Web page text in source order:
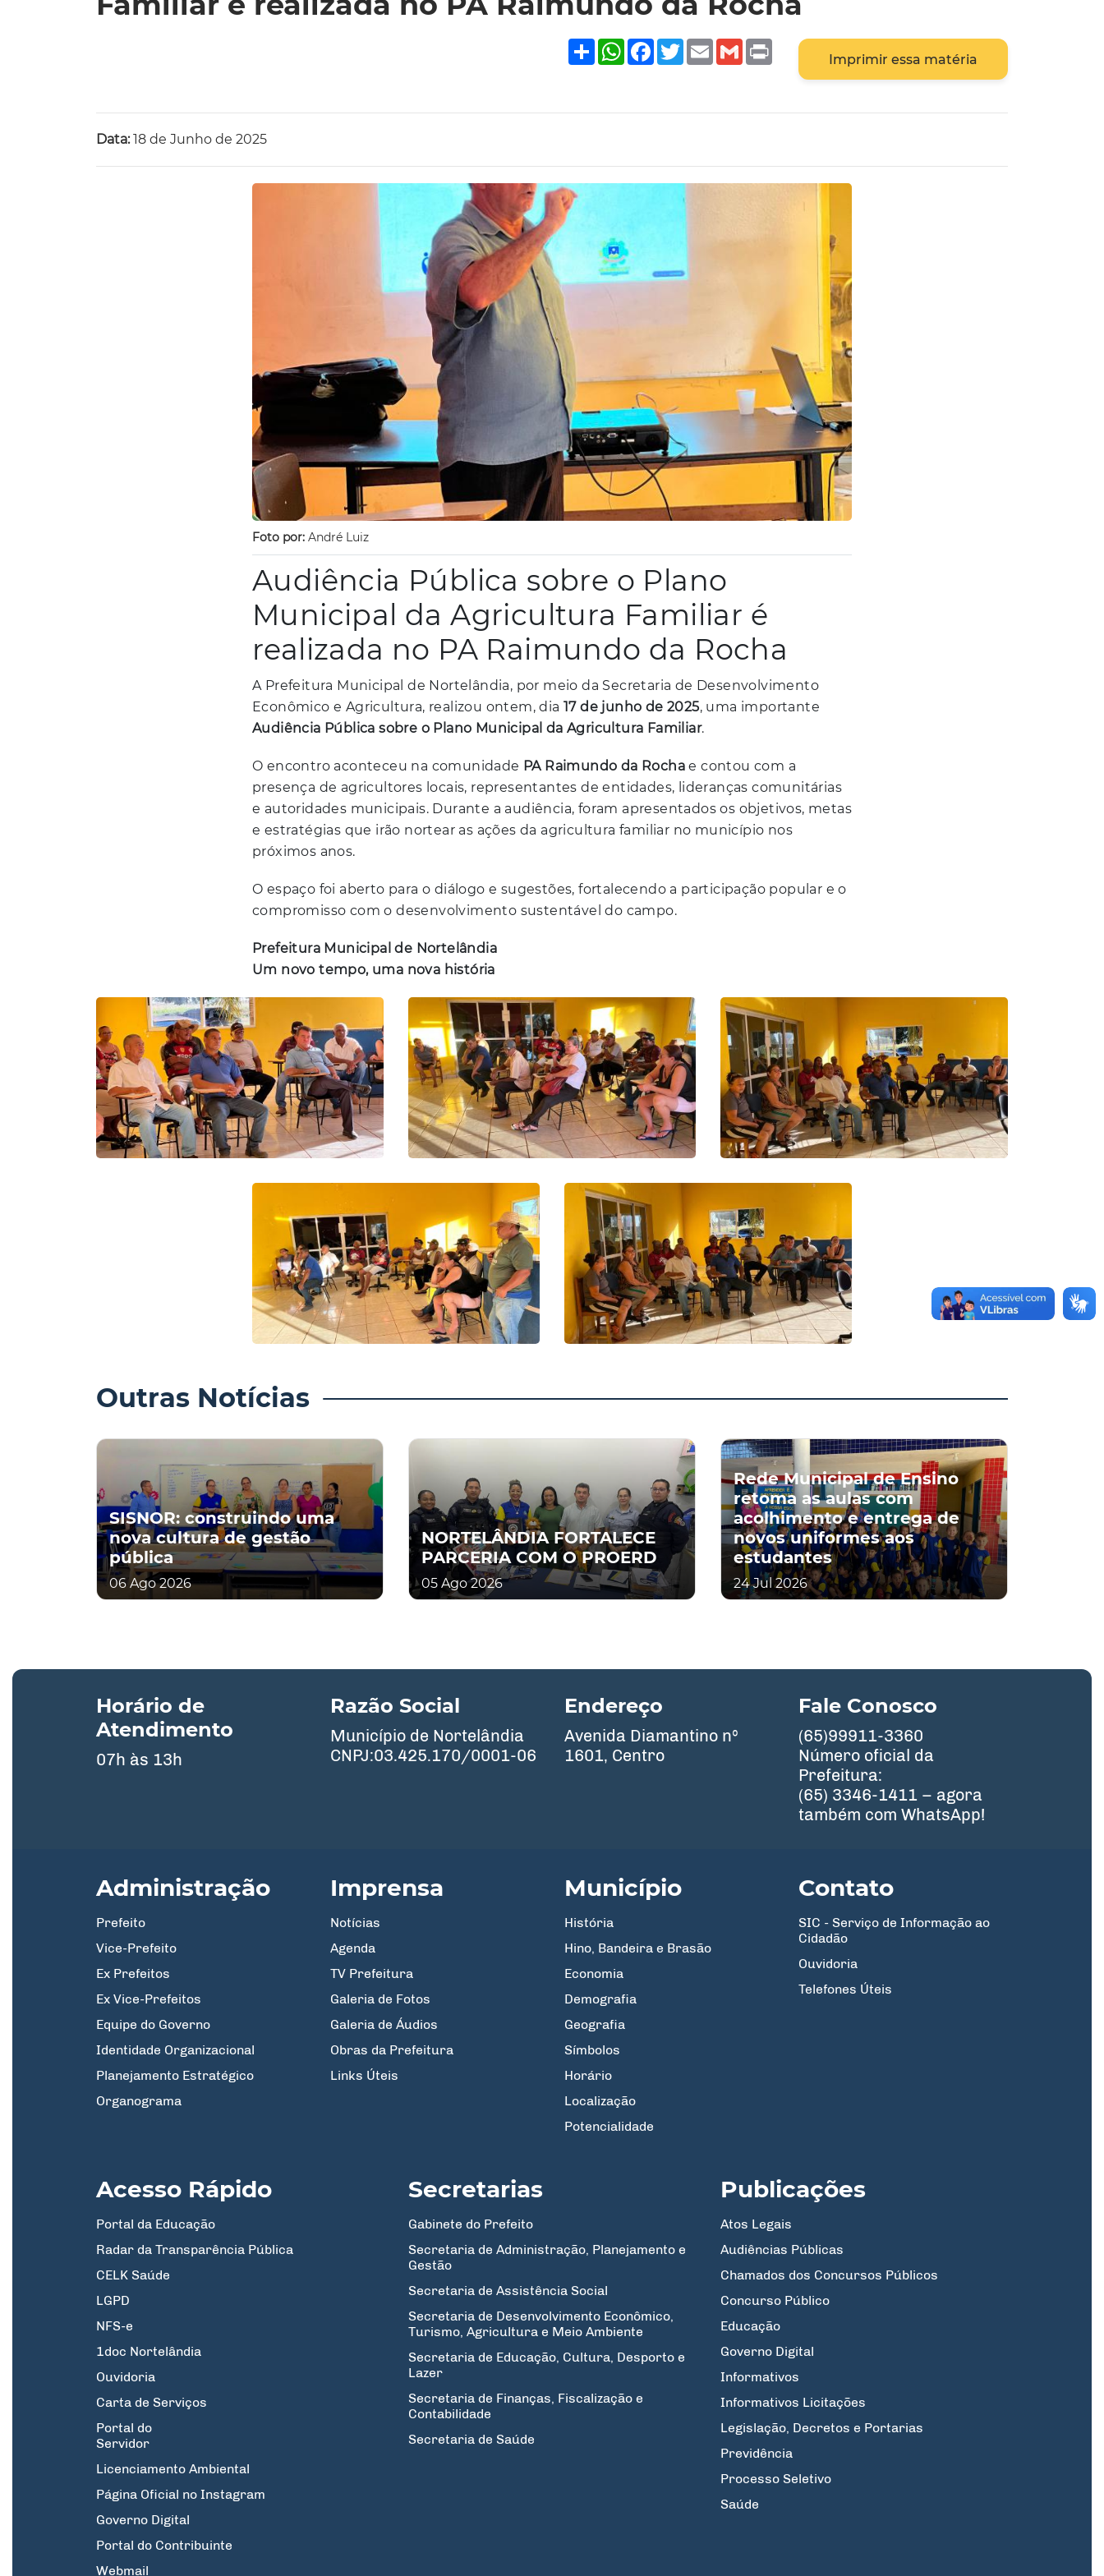
ShareWhatsApp
Facebook
Twitter
EmailGmailPrint
Imprimir essa matéria
Data:18 de Junho de 2025
Foto por: André Luiz
Audiência Pública sobre o Plano
Municipal da Agricultura Familiar é
realizada no PA Raimundo da Rocha
A Prefeitura Municipal de Nortelândia, por meio da Secretaria de Desenvolvimento
Econômico e Agricultura, realizou ontem, dia 17 de junho de 2025, uma importante
Audiência Pública sobre o Plano Municipal da Agricultura Familiar.
O encontro aconteceu na comunidade PA Raimundo da Rocha e contou com a
presença de agricultores locais, representantes de entidades, lideranças comunitárias
e autoridades municipais. Durante a audiência, foram apresentados os objetivos, metas
e estratégias que irão nortear as ações da agricultura familiar no município nos
próximos anos.
O espaço foi aberto para o diálogo e sugestões, fortalecendo a participação popular e o
compromisso com o desenvolvimento sustentável do campo.
Prefeitura Municipal de Nortelândia
Um novo tempo, uma nova história
Outras Notícias
SISNOR: construindo uma
nova cultura de gestão
pública
06 Ago 2026
NORTELÂNDIA FORTALECE
PARCERIA COM O PROERD
05 Ago 2026
Rede Municipal de Ensino
retoma as aulas com
acolhimento e entrega de
novos uniformes aos
estudantes
24 Jul 2026
Horário de
Atendimento
07h às 13h
Razão Social
Município de Nortelândia
CNPJ:03.425.170/0001-06
Endereço
Avenida Diamantino nº
1601, Centro
Fale Conosco
(65)99911-3360
Número oficial da
Prefeitura:
(65) 3346-1411 – agora
também com WhatsApp!
Administração
Prefeito
Vice-Prefeito
Ex Prefeitos
Ex Vice-Prefeitos
Equipe do Governo
Identidade Organizacional
Planejamento Estratégico
Organograma
Imprensa
Notícias
Agenda
TV Prefeitura
Galeria de Fotos
Galeria de Áudios
Obras da Prefeitura
Links Úteis
Município
História
Hino, Bandeira e Brasão
Economia
Demografia
Geografia
Símbolos
Horário
Localização
Potencialidade
Contato
SIC - Serviço de Informação ao
Cidadão
Ouvidoria
Telefones Úteis
Acesso Rápido
Portal da Educação
Radar da Transparência Pública
CELK Saúde
LGPD
NFS-e
1doc Nortelândia
Ouvidoria
Carta de Serviços
Portal do
Servidor
Licenciamento Ambiental
Página Oficial no Instagram
Governo Digital
Portal do Contribuinte
Webmail
Secretarias
Gabinete do Prefeito
Secretaria de Administração, Planejamento e
Gestão
Secretaria de Assistência Social
Secretaria de Desenvolvimento Econômico,
Turismo, Agricultura e Meio Ambiente
Secretaria de Educação, Cultura, Desporto e
Lazer
Secretaria de Finanças, Fiscalização e
Contabilidade
Secretaria de Saúde
Publicações
Atos Legais
Audiências Públicas
Chamados dos Concursos Públicos
Concurso Público
Educação
Governo Digital
Informativos
Informativos Licitações
Legislação, Decretos e Portarias
Previdência
Processo Seletivo
Saúde